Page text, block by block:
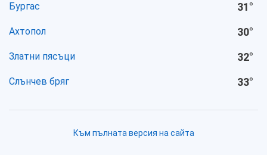
Бургас 31°
Ахтопол 30°
Златни пясъци 32°
Слънчев бряг 33°
Към пълната версия на сайта